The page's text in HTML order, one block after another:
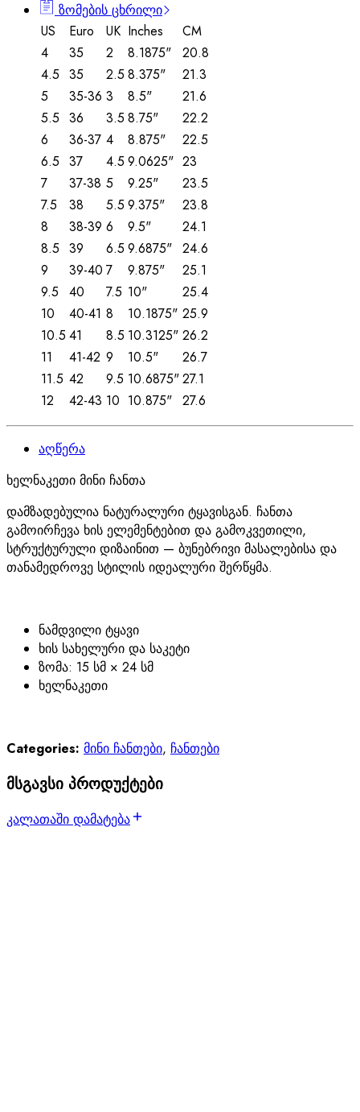
ზომების ცხრილი
US
Euro UK Inches
CM
4
35 2 8.1875"
20.8
4.5 35 2.5 8.375"
21.3
5
35-36 3 8.5"
21.6
5.5 36 3.5 8.75"
22.2
6
36-37 4 8.875"
22.5
6.5 37 4.5 9.0625" 23
7
37-38 5 9.25"
23.5
7.5
38 5.5 9.375"
23.8
8
38-39 6 9.5"
24.1
8.5 39 6.5 9.6875" 24.6
9
39-40 7 9.875"
25.1
9.5
40 7.5 10"
25.4
10
40-41 8 10.1875" 25.9
10.5 41 8.5 10.3125" 26.2
11
41-42 9 10.5"
26.7
11.5 42 9.5 10.6875"27.1
12
42-43 10 10.875" 27.6
აღწერა
ხელნაკეთი მინი ჩანთა
დამზადებულია ნატურალური ტყავისგან. ჩანთა
გამოირჩევა ხის ელემენტებით და გამოკვეთილი,
სტრუქტურული დიზაინით — ბუნებრივი მასალებისა და
თანამედროვე სტილის იდეალური შერწყმა.
ნამდვილი ტყავი
ხის სახელური და საკეტი
ზომა: 15 სმ × 24 სმ
ხელნაკეთი
Categories: მინი ჩანთები, ჩანთები
მსგავსი პროდუქტები
კალათაში დამატება